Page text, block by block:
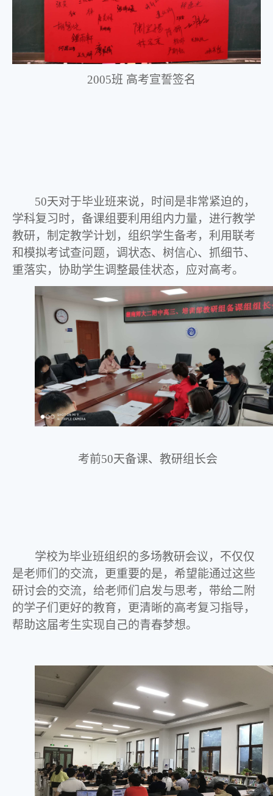
2005班 高考宣誓签名
50天对于毕业班来说，时间是非常紧迫的，
学科复习时，备课组要利用组内力量，进行教学
教研，制定教学计划，组织学生备考，利用联考
和模拟考试查问题，调状态、树信心、抓细节、
重落实，协助学生调整最佳状态，应对高考。
考前50天备课、教研组长会
学校为毕业班组织的多场教研会议，不仅仅
是老师们的交流，更重要的是，希望能通过这些
研讨会的交流，给老师们启发与思考，带给二附
的学子们更好的教育，更清晰的高考复习指导，
帮助这届考生实现自己的青春梦想。